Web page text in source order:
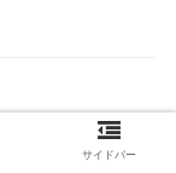
サイドバー